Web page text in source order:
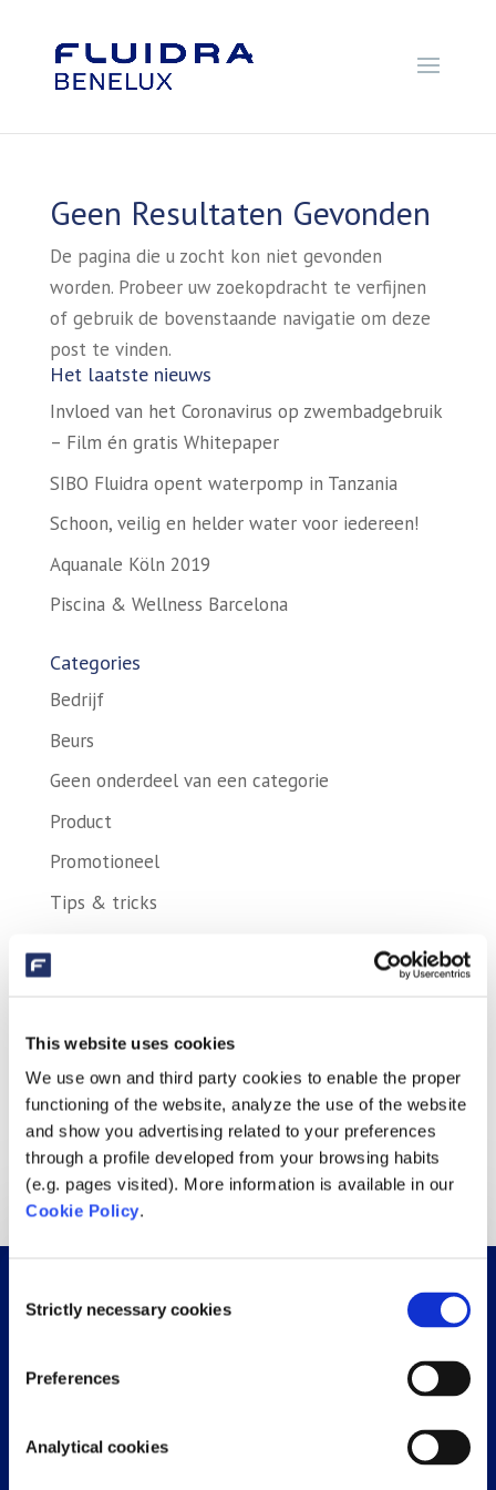
This website uses cookies
We use own and third party cookies to enable the proper
functioning of the website, analyze the use of the website
and show you advertising related to your preferences
through a profile developed from your browsing habits
(e.g. pages visited). More information is available in our
Cookie Policy.
Selection
Strictly necessary cookies
Preferences
Analytical cookies
Geen Resultaten Gevonden
De pagina die u zocht kon niet gevonden
worden. Probeer uw zoekopdracht te verfijnen
of gebruik de bovenstaande navigatie om deze
post te vinden.
Het laatste nieuws
Invloed van het Coronavirus op zwembadgebruik
– Film én gratis Whitepaper
SIBO Fluidra opent waterpomp in Tanzania
Schoon, veilig en helder water voor iedereen!
Aquanale Köln 2019
Piscina & Wellness Barcelona
Categories
Bedrijf
Beurs
Geen onderdeel van een categorie
Product
Promotioneel
Tips & tricks
Biopool Borrel Filterpalette
Pompen Schwimmbadfolie Schwimmbadschweißkurs
Service Start seizoen
Zwembad Zwembadfolie zwembad lascursus